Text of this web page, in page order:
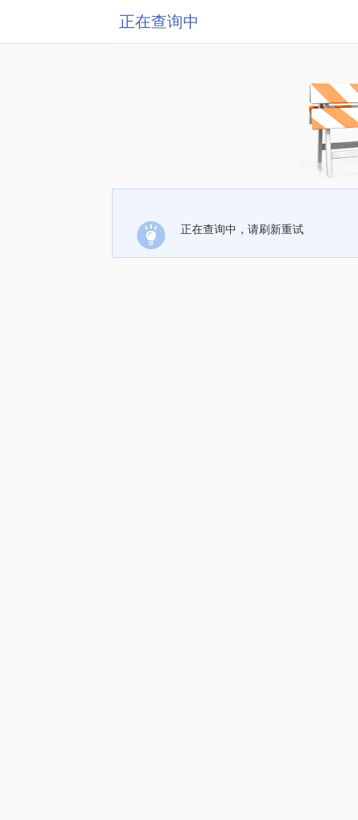
正在查询中
正在查询中，请刷新重试